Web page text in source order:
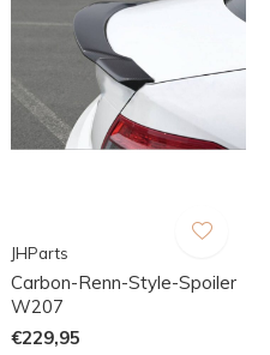
JHParts
Carbon-Renn-Style-Spoiler
W207
€229,95